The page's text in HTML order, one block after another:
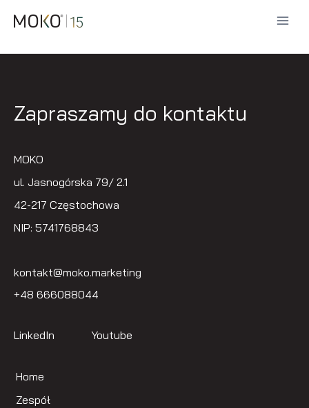
Zapraszamy do kontaktu
MOKO
ul. Jasnogórska 79/ 2.1
42-217 Częstochowa
NIP: 5741768843
kontakt@moko.marketing
+48 666088044
LinkedIn Youtube
Home
Zespół